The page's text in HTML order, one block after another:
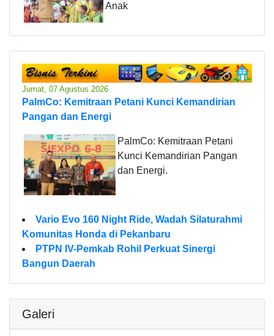
Anak
Jumat, 07 Agustus 2026
PalmCo: Kemitraan Petani Kunci Kemandirian
Pangan dan Energi
PalmCo: Kemitraan Petani
Kunci Kemandirian Pangan
dan Energi.
Vario Evo 160 Night Ride, Wadah Silaturahmi
Komunitas Honda di Pekanbaru
PTPN IV-Pemkab Rohil Perkuat Sinergi
Bangun Daerah
Galeri